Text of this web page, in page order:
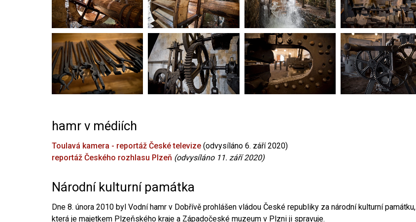
hamr v médiích
Toulavá kamera - reportáž České televize (odvysíláno 6. září 2020)
reportáž Českého rozhlasu Plzeň (odvysíláno 11. září 2020)
Národní kulturní památka
Dne 8. února 2010 byl Vodní hamr v Dobřívě prohlášen vládou České republiky za národní kulturní památku,
která je majetkem Plzeňského kraje a Západočeské muzeum v Plzni ji spravuje.